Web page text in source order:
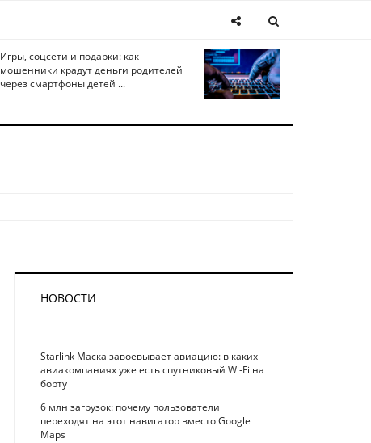
Игры, соцсети и подарки: как
мошенники крадут деньги родителей
через смартфоны детей ...
НОВОСТИ
Starlink Маска завоевывает авиацию: в каких
авиакомпаниях уже есть спутниковый Wi-Fi на
борту
6 млн загрузок: почему пользователи
переходят на этот навигатор вместо Google
Maps